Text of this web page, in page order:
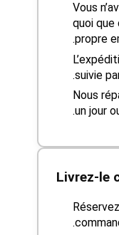
Vous
quoi
propre
suivie
Nous
un jour